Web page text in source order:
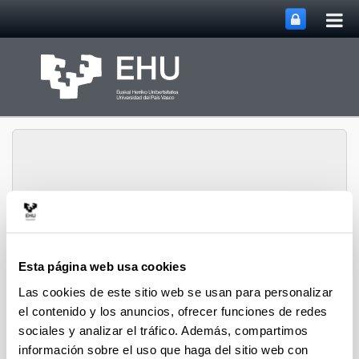
Esta página web usa cookies
Las cookies de este sitio web se usan para personalizar
el contenido y los anuncios, ofrecer funciones de redes
sociales y analizar el tráfico. Además, compartimos
información sobre el uso que haga del sitio web con
SUPREN
2022